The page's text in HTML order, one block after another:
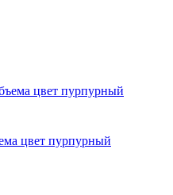
цвет пурпурный